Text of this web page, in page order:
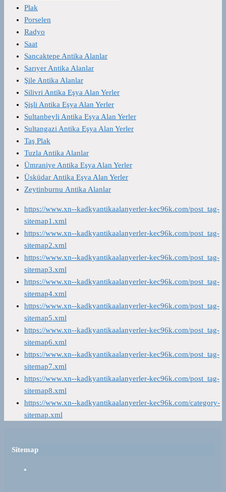
Plak
Porselen
Radyo
Saat
Sancaktepe Antika Alanlar
Sarıyer Antika Alanlar
Şile Antika Alanlar
Silivri Antika Eşya Alan Yerler
Şişli Antika Eşya Alan Yerler
Sultanbeyli Antika Eşya Alan Yerler
Sultangazi Antika Eşya Alan Yerler
Taş Plak
Tuzla Antika Alanlar
Ümraniye Antika Eşya Alan Yerler
Üsküdar Antika Eşya Alan Yerler
Zeytinburnu Antika Alanlar
https://www.xn--kadkyantikaalanyerler-kec96k.com/post_tag-
sitemap1.xml
https://www.xn--kadkyantikaalanyerler-kec96k.com/post_tag-
sitemap2.xml
https://www.xn--kadkyantikaalanyerler-kec96k.com/post_tag-
sitemap3.xml
https://www.xn--kadkyantikaalanyerler-kec96k.com/post_tag-
sitemap4.xml
https://www.xn--kadkyantikaalanyerler-kec96k.com/post_tag-
sitemap5.xml
https://www.xn--kadkyantikaalanyerler-kec96k.com/post_tag-
sitemap6.xml
https://www.xn--kadkyantikaalanyerler-kec96k.com/post_tag-
sitemap7.xml
https://www.xn--kadkyantikaalanyerler-kec96k.com/post_tag-
sitemap8.xml
https://www.xn--kadkyantikaalanyerler-kec96k.com/category-
sitemap.xml
Sitemap